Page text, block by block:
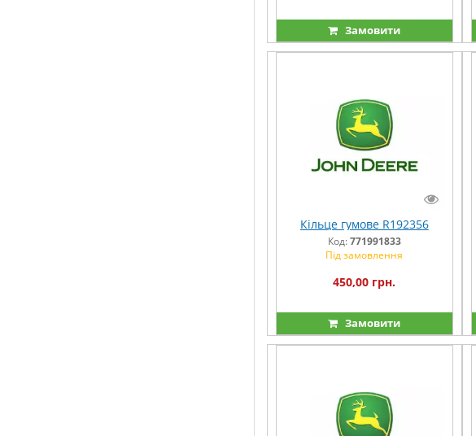
Замовити
Кільце гумове R192356
Код:771991833
Під замовлення
450,00 грн.
Замовити